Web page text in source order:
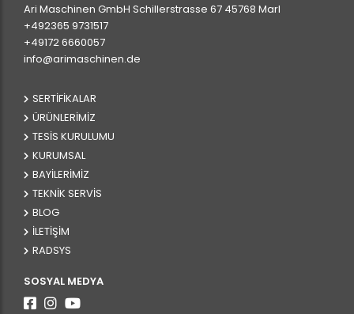
Ari Maschinen GmbH Schillerstrasse 67 45768 Marl
+492365 9731517
+49172 6660057
info@arimaschinen.de
SERTIFIKALAR
ÜRÜNLERIMIZ
TESIS KURULUMU
KURUMSAL
BAYILERIMIZ
TEKNIK SERVIS
BLOG
İLETIŞIM
RADSYS
SOSYAL MEDYA